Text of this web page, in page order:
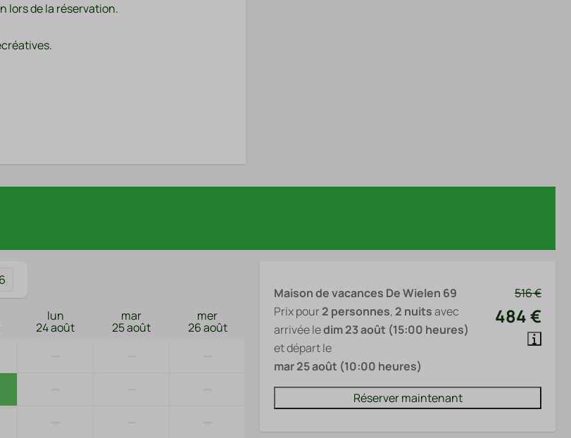
lors de la réservation.
lun
24 août
mar
25 août
mer
26 août
516 €
484 €
Maison de vacances De Wielen 69
Prix pour2 personnes, 2 nuitsavec
arrivée ledim 23 août (15:00 heures)
et départ le
mar 25 août (10:00 heures)
Réserver maintenant